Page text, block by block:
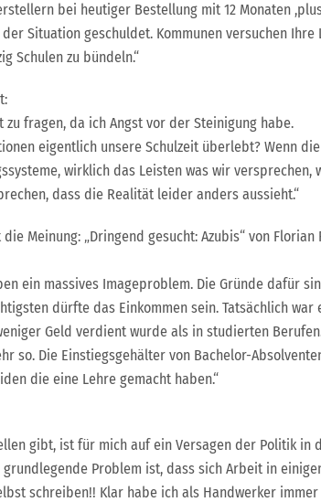
bei heutiger Bestellung mit 12 Monaten
Situation geschuldet. Kommunen versuchen Ihre
Schulen zu bündeln.“
zu fragen, da ich Angst vor der Steinigung habe.
eigentlich unsere Schulzeit überlebt? Wenn
wirklich das Leisten was wir versprechen,
dass die Realität leider anders aussieht.“
Meinung: „Dringend gesucht: Azubis“ von Florian
ein massives Imageproblem. Die Gründe dafür
dürfte das Einkommen sein. Tatsächlich war
Geld verdient wurde als in studierten
so. Die Einstiegsgehälter von Bachelor-
die eine Lehre gemacht haben.“
gibt, ist für mich auf ein Versagen der Politik in
grundlegende Problem ist, dass sich Arbeit in
schreiben!! Klar habe ich als Handwerker